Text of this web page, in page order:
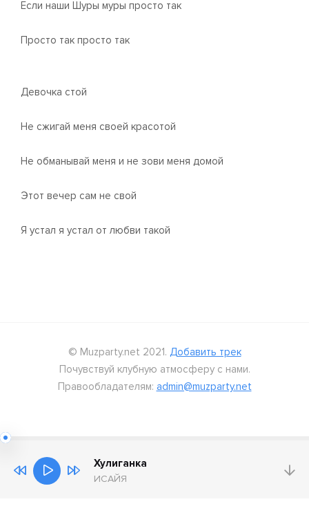
Если наши Шуры муры просто так
Просто так просто так
Девочка стой
Не сжигай меня своей красотой
Не обманывай меня и не зови меня домой
Этот вечер сам не свой
Я устал я устал от любви такой
© Muzparty.net 2021. Добавить трек
Почувствуй клубную атмосферу с нами.
Правообладателям: admin@muzparty.net
Хулиганка
ИСАЙЯ